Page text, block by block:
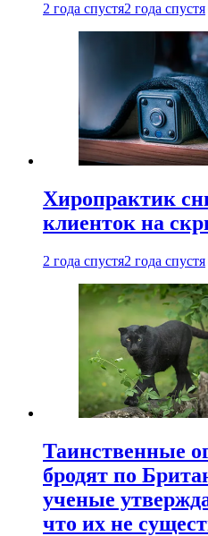
2 года спустя2 года спустя
Хиропрактик
клиенток на
2 года спустя2 года спустя
Таинственные
бродят по
ученые
что их не